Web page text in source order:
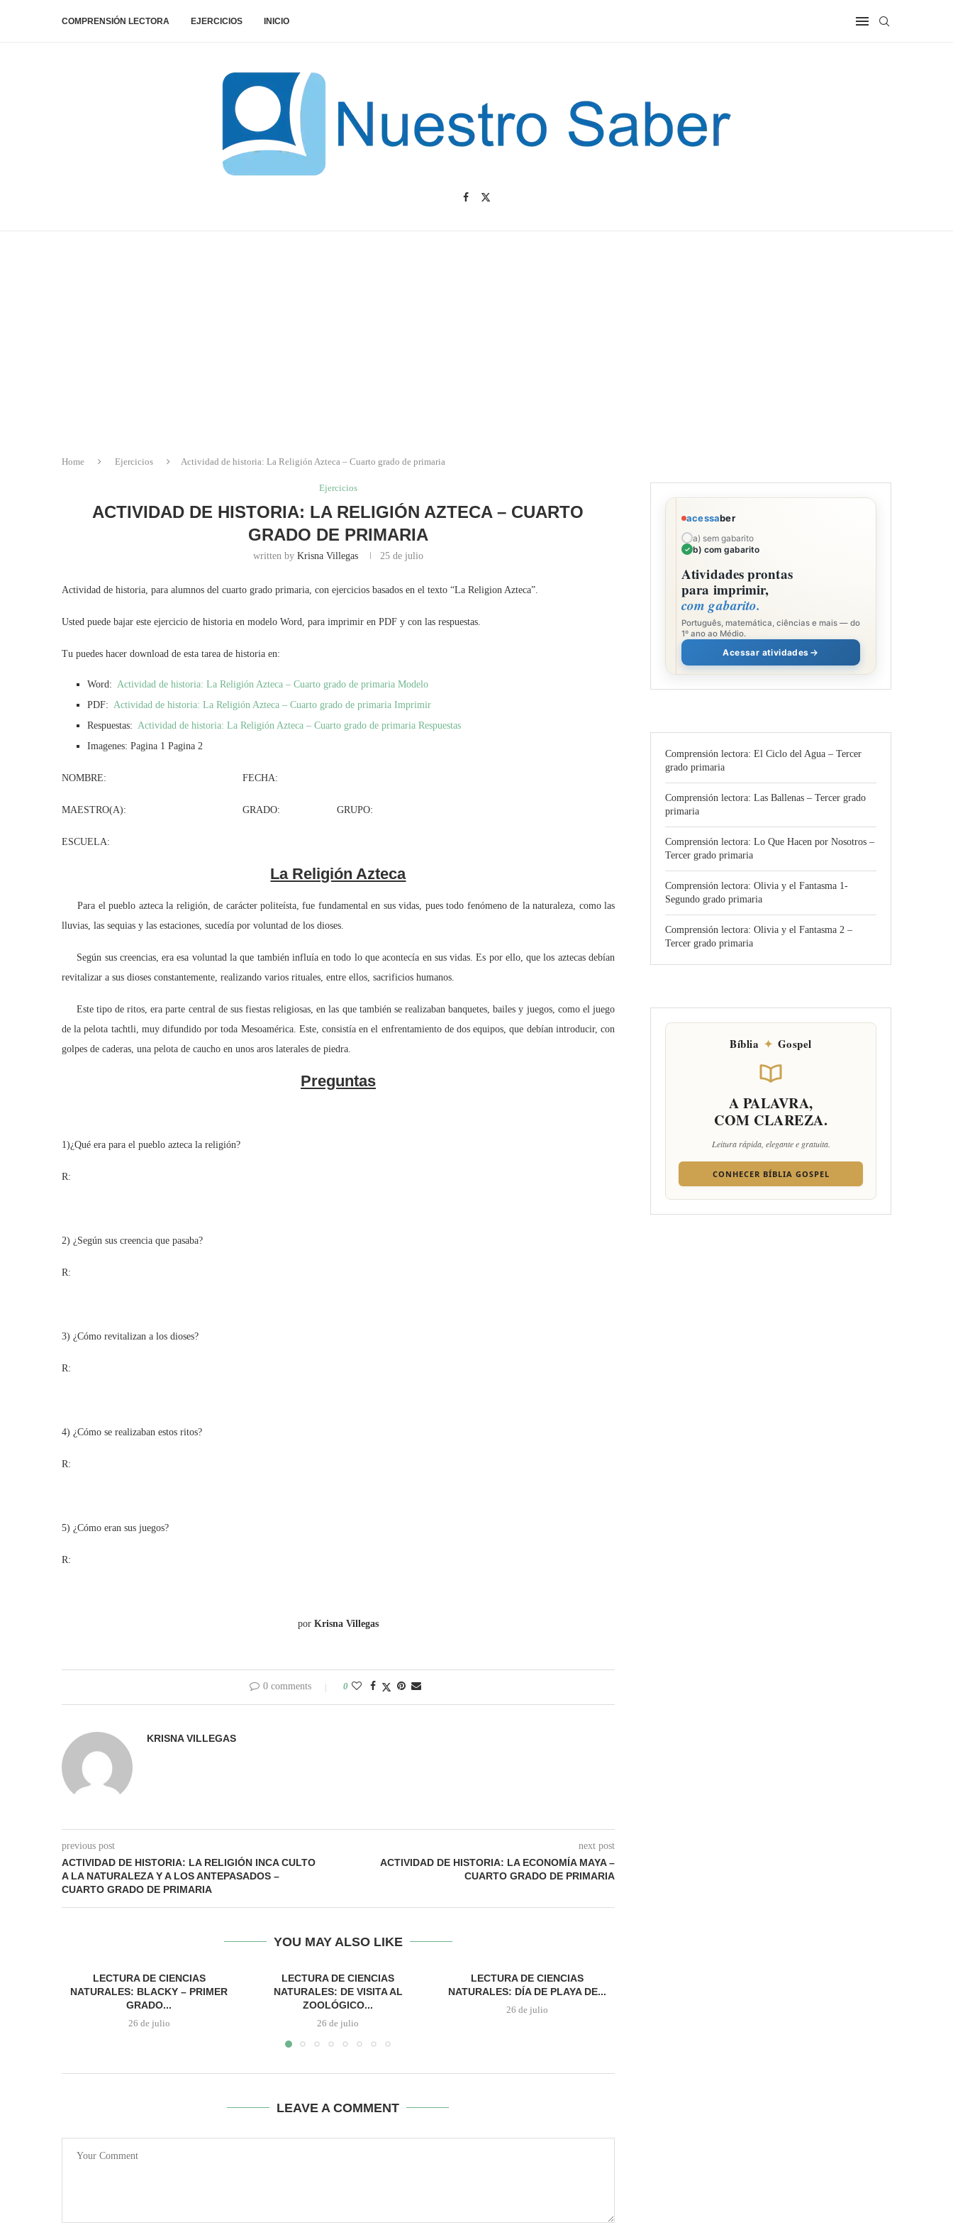
COMPRENSIÓN LECTORA EJERCICIOS INICIO
Home Ejercicios Actividad de historia: La Religión Azteca – Cuarto grado de primaria
Ejercicios
ACTIVIDAD DE HISTORIA: LA RELIGIÓN AZTECA – CUARTO
GRADO DE PRIMARIA
written by Krisna Villegas 25 de julio
Actividad de historia, para alumnos del cuarto grado primaria, con ejercicios basados en el texto “La Religion Azteca”.
Usted puede bajar este ejercicio de historia en modelo Word, para imprimir en PDF y con las respuestas.
Tu puedes hacer download de esta tarea de historia en:
Word: Actividad de historia: La Religión Azteca – Cuarto grado de primaria Modelo
PDF: Actividad de historia: La Religión Azteca – Cuarto grado de primaria Imprimir
Respuestas: Actividad de historia: La Religión Azteca – Cuarto grado de primaria Respuestas
Imagenes: Pagina 1 Pagina 2
NOMBRE: FECHA:
MAESTRO(A): GRADO: GRUPO:
ESCUELA:
La Religión Azteca
Para el pueblo azteca la religión, de carácter politeísta, fue fundamental en sus vidas, pues todo fenómeno de la naturaleza, como las
lluvias, las sequias y las estaciones, sucedía por voluntad de los dioses.
Según sus creencias, era esa voluntad la que también influía en todo lo que acontecía en sus vidas. Es por ello, que los aztecas debían
revitalizar a sus dioses constantemente, realizando varios rituales, entre ellos, sacrificios humanos.
Este tipo de ritos, era parte central de sus fiestas religiosas, en las que también se realizaban banquetes, bailes y juegos, como el juego
de la pelota tachtli, muy difundido por toda Mesoamérica. Este, consistía en el enfrentamiento de dos equipos, que debían introducir, con
golpes de caderas, una pelota de caucho en unos aros laterales de piedra.
Preguntas
1)¿Qué era para el pueblo azteca la religión?
R:
2) ¿Según sus creencia que pasaba?
R:
3) ¿Cómo revitalizan a los dioses?
R:
4) ¿Cómo se realizaban estos ritos?
R:
5) ¿Cómo eran sus juegos?
R:
por Krisna Villegas
0 comments 0
KRISNA VILLEGAS
previous post
ACTIVIDAD DE HISTORIA: LA RELIGIÓN INCA CULTO
A LA NATURALEZA Y A LOS ANTEPASADOS –
CUARTO GRADO DE PRIMARIA
next post
ACTIVIDAD DE HISTORIA: LA ECONOMÍA MAYA –
CUARTO GRADO DE PRIMARIA
YOU MAY ALSO LIKE
LECTURA DE CIENCIAS
NATURALES: BLACKY – PRIMER
GRADO...
26 de julio
LECTURA DE CIENCIAS
NATURALES: DE VISITA AL
ZOOLÓGICO...
26 de julio
LECTURA DE CIENCIAS
NATURALES: DÍA DE PLAYA DE...
26 de julio
LEAVE A COMMENT
acessaber
a) sem gabarito
b) com gabarito
Atividades prontas
para imprimir,
com gabarito.
Português, matemática, ciências e mais — do
1º ano ao Médio.
Acessar atividades
Comprensión lectora: El Ciclo del Agua – Tercer
grado primaria
Comprensión lectora: Las Ballenas – Tercer grado
primaria
Comprensión lectora: Lo Que Hacen por Nosotros –
Tercer grado primaria
Comprensión lectora: Olivia y el Fantasma 1-
Segundo grado primaria
Comprensión lectora: Olivia y el Fantasma 2 –
Tercer grado primaria
Bíblia ✦ Gospel
A PALAVRA,
COM CLAREZA.
Leitura rápida, elegante e gratuita.
CONHECER BÍBLIA GOSPEL